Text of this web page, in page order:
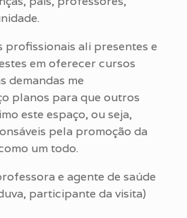
profissionais ali presentes e
em oferecer cursos
demandas me
planos para que outros
este espaço, ou seja,
pela promoção da
um todo.
e agente de saúde
participante da visita)